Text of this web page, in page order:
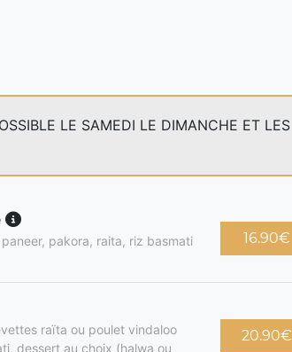
LE SAMEDI LE DIMANCHE ET LES
pakora, raita, riz basmati
16.90€
raïta ou poulet vindaloo
dessert au choix (halwa ou
20.90€